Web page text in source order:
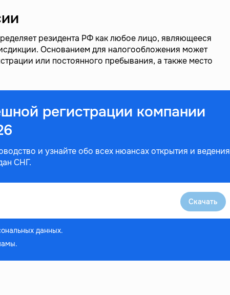
резидента РФ как любое лицо, являющееся
Основанием для налогообложения может
или постоянного пребывания, а также место
регистрации компании
и узнайте обо всех нюансах открытия и ведения
СНГ.
Скачать
данных.